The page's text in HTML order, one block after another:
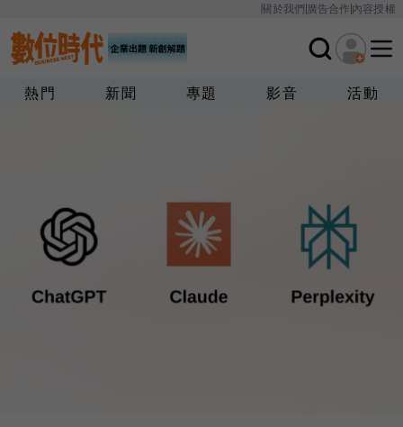
關於我們廣告合作內容授權
熱門 新聞 專題 影音 活動